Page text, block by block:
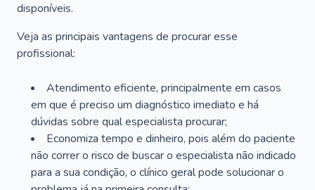
disponíveis.
Veja as principais vantagens de procurar esse
profissional:
Atendimento eficiente, principalmente em casos
em que é preciso um diagnóstico imediato e há
dúvidas sobre qual especialista procurar;
Economiza tempo e dinheiro, pois além do paciente
não correr o risco de buscar o especialista não indicado
para a sua condição, o clínico geral pode solucionar o